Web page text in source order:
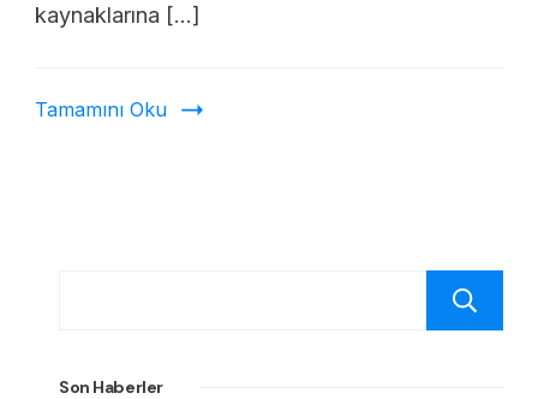
kaynaklarına […]
Tamamını Oku
Son Haberler